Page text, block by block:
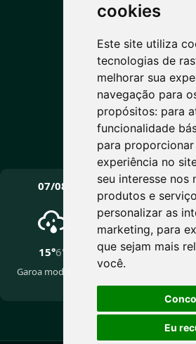
cookies
Este site utiliza
tecnologias de
melhorar sua
navegação para
propósitos: para
funcionalidade
para
experiência no
seu interesse nos
produtos e
personalizar as
marketing, para
que sejam mais
você.
Eu
12°C
Nublado
Máx: 15° • Mín: 6°
Vento: 10.3 km/h
07/08
15°6°
Garoa moderada
08/08
17°5°
Pancadas de chuva
fracas